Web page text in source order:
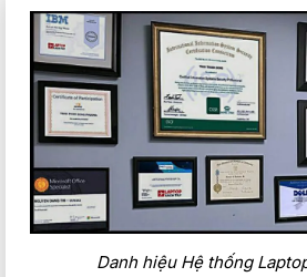
Danh hiệu Hệ thống